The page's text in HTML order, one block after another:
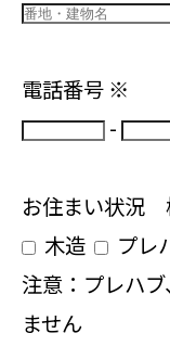
電話番号 ※
-
お住まい状況
木造
プレ
注意：プレハ
ません